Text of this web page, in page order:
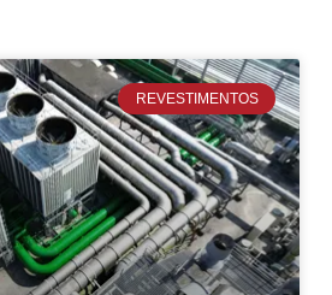
REVESTIMENTOS